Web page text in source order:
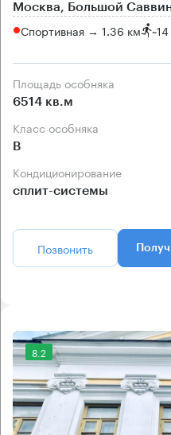
Москва, Большой
Спортивная → 1.36 км ~
Площадь особняка
6514 кв.м
Класс особняка
B
Кондиционирование
сплит-системы
Позвонить
8.2